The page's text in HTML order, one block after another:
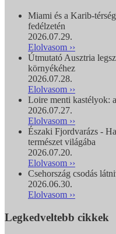
Miami és a Karib-
fedélzetén
2026.07.29.
Elolvasom ››
Útmutató Ausztria
környékéhez
2026.07.28.
Elolvasom ››
Loire menti kastélyok:
2026.07.27.
Elolvasom ››
Északi Fjordvarázs -
természet világába
2026.07.20.
Elolvasom ››
Csehország csodás
2026.06.30.
Elolvasom ››
Legkedveltebb cikkek